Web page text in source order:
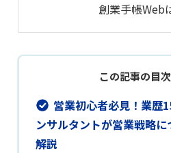
創業手帳Web
この記事の目次
営業初心者必見！業歴
ンサルタントが営業戦略に
解説